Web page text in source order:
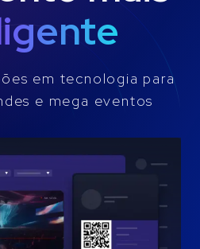
em tecnologia para
e mega eventos